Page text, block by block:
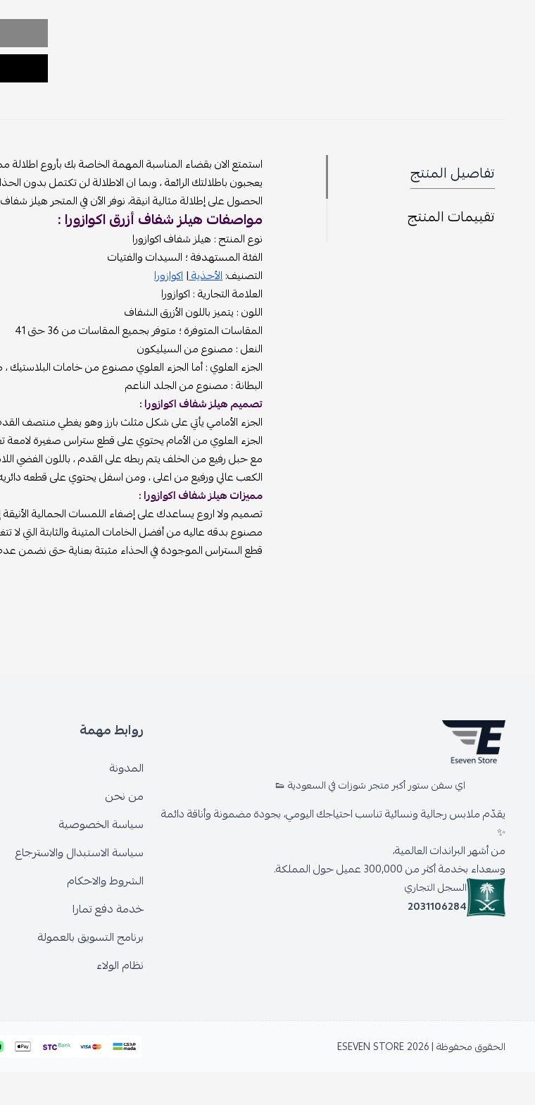
تفاصيل المنتج
تقييمات المنتج
استمتع الان بقضاء المناسبة المهمة الخاصة بك بأروع
يعجبون باطلالتك الرائعة ، وبما ان الاطلالة لن تكتمل بدون
الحصول على إطلالة مثالية انيقة، نوفر الآن في المتجر هيلز
مواصفات هيلز شفاف أزرق اكوازورا :
نوع المنتج : هيلز شفاف اكوازورا
الفئة المستهدفة ؛ السيدات والفتيات
التصنيف:الأحذية|اكوازورا
العلامة التجارية : اكوازورا
اللون : يتميز باللون الأزرق الشفاف
المقاسات المتوفرة ؛ متوفر بجميع المقاسات من 36 حتى 41
النعل : مصنوع من السيليكون
الجزء العلوي : أما الجزء العلوي مصنوع من خامات البلاستيك
البطانة : مصنوع من الجلد الناعم
تصميم هيلز شفاف اكوازورا :
الجزء الأمامي يأتي على شكل مثلث بارز وهو يغطي منتصف
الجزء العلوي من الأمام يحتوي على قطع ستراس صغيرة لامعة
مع حبل رفيع من الخلف يتم ربطه على القدم ، باللون الفضي
الكعب عالي ورفيع من اعلى ، ومن اسفل يحتوي على قطعه
مميزات هيلز شفاف اكوازورا :
تصميم ولا اروع يساعدك على إضفاء اللمسات الجمالية الأنيقة
مصنوع بدقه عاليه من أفضل الخامات المتينة والثابتة التي لا
قطع الستراس الموجودة في الحذاء مثبتة بعناية حتى نضمن
اي سفن ستور أكبر متجر شوزات في السعودية 👟
يقدّم ملابس رجالية ونسائية تناسب احتياجك اليومي، بجودة مضمونة وأناقة دائمة
✨
من أشهر البراندات العالمية،
وسعداء بخدمة أكثر من 300,000 عميل حول المملكة.
السجل التجاري
2031106284
روابط مهمة
المدونة
من نحن
سياسة الخصوصية
سياسة الاستبدال والاسترجاع
الشروط والاحكام
خدمة دفع تمارا
برنامج التسويق بالعمولة
نظام الولاء
الحقوق محفوظة | 2026 ESEVEN STORE